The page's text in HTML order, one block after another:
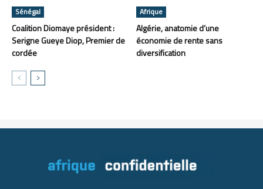
Sénégal
Coalition Diomaye président :
Serigne Gueye Diop, Premier de
cordée
Afrique
Algérie, anatomie d’une
économie de rente sans
diversification